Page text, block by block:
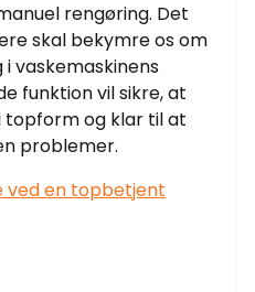
rengøring. Det
skal bekymre os om
vaskemaskinens
funktion vil sikre, at
topform og klar til at
problemer.
ved en topbetjent